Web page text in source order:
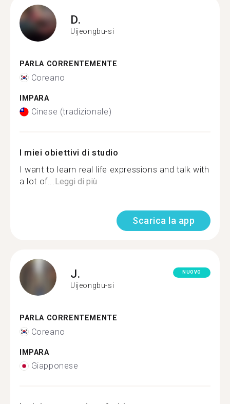
D.
Uijeongbu-si
PARLA CORRENTEMENTE
Coreano
IMPARA
Cinese (tradizionale)
I miei obiettivi di studio
I want to learn real life expressions and talk with
a lot of...Leggi di più
Scarica la app
J.
Uijeongbu-si
NUOVO
PARLA CORRENTEMENTE
Coreano
IMPARA
Giapponese